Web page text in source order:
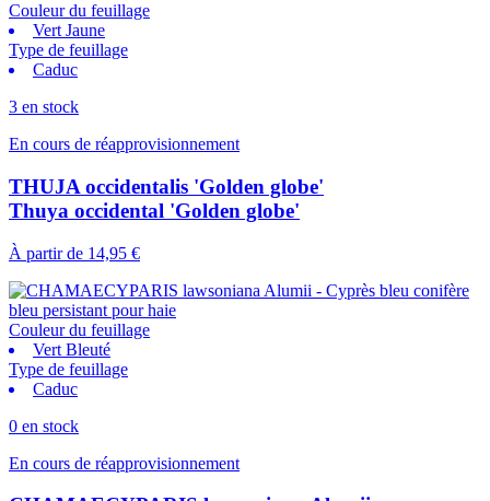
Couleur du feuillage
Vert Jaune
Type de feuillage
Caduc
3 en stock
En cours de réapprovisionnement
THUJA occidentalis 'Golden globe'
Thuya occidental 'Golden globe'
À partir de 14,95 €
Couleur du feuillage
Vert Bleuté
Type de feuillage
Caduc
0 en stock
En cours de réapprovisionnement